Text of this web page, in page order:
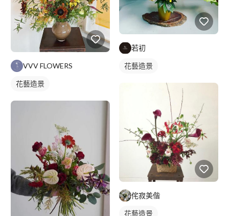
VVV FLOWERS
花藝造景
若初
花藝造景
侘寂美偕
花藝造景